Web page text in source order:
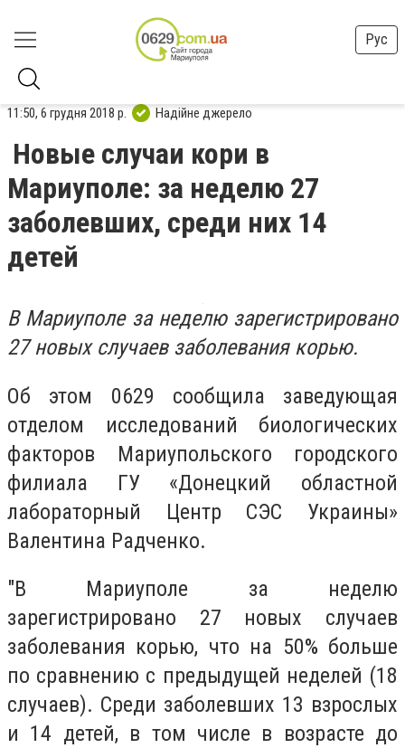
Рус
11:50, 6 грудня 2018 р. Надійне джерело
Новые случаи кори в
Мариуполе: за неделю 27
заболевших, среди них 14
детей
В Мариуполе за неделю зарегистрировано
27 новых случаев заболевания корью.
Об этом 0629 сообщила заведующая
отделом исследований биологических
факторов Мариупольского городского
филиала ГУ «Донецкий областной
лабораторный Центр СЭС Украины»
Валентина Радченко.
"В Мариуполе за неделю
зарегистрировано 27 новых случаев
заболевания корью, что на 50% больше
по сравнению с предыдущей неделей (18
случаев). Среди заболевших 13 взрослых
и 14 детей, в том числе в возрасте до